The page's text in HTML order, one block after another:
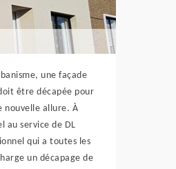
une façade
être décapée pour
nouvelle allure. À
au service de DL
qui a toutes les
un décapage de